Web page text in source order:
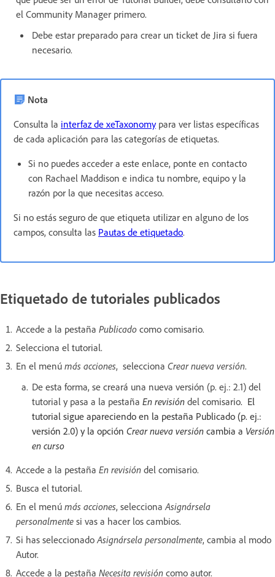
el Community Manager primero.
Debe estar preparado para crear un ticket de Jira si fuera
necesario.
Nota
Consulta la interfaz de xeTaxonomypara ver listas específicas
de cada aplicación para las categorías de etiquetas.
Si no puedes acceder a este enlace, ponte en contacto
con Rachael Maddison e indica tu nombre, equipo y la
razón por la que necesitas acceso.
Si no estás seguro de que etiqueta utilizar en alguno de los
campos, consulta las Pautas de etiquetado.
Etiquetado de tutoriales publicados
Accede a la pestaña Publicado como comisario.
Selecciona el tutorial.
En el menú más acciones, selecciona Crear nueva versión.
De esta forma, se creará una nueva versión (p. ej.: 2.1) del
tutorial y pasa a la pestaña En revisión del comisario. El
tutorial sigue apareciendo en la pestaña Publicado (p. ej.:
versión 2.0) y la opción Crear nueva versión cambia a Versión
en curso
Accede a la pestaña En revisión del comisario.
Busca el tutorial.
En el menú más acciones, selecciona Asignársela
personalmente si vas a hacer los cambios.
Si has seleccionado Asignársela personalmente, cambia al modo
Autor.
Accede a la pestaña Necesita revisión como autor.